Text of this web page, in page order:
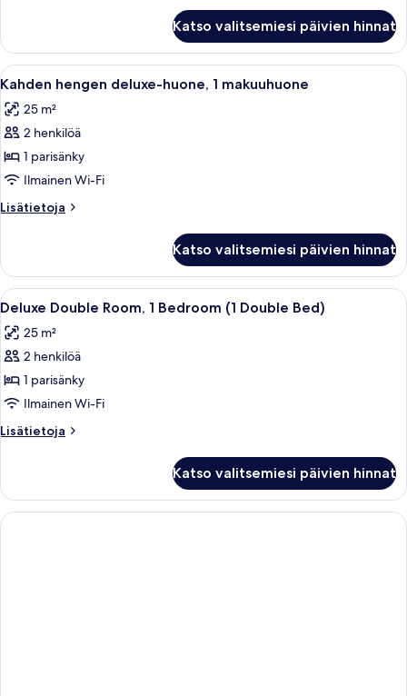
sänkyä),
makuuhuone
kuvat
superior-
huone
(yksi
kaksi
sänkyä),
makuuhuone
Katso valitsemiesi päivien hinnat
Avaa
kaikki
huonetyypin
Kahden
hengen
deluxe-
huone,
1
kuvat
Hotellihuone, jossa on suuri sänky,
4
Kahden hengen deluxe-huone, 1 makuuhuone
25 m²
2 henkilöä
1 parisänky
Ilmainen Wi-Fi
Lisätietoja
Lisätietoja
deluxe-
huone,
1
Katso valitsemiesi päivien hinnat
Avaa
kaikki
huonetyypin
Deluxe
Double
Room,
1
Bedroom
Double
Bed)
kuvat
Minibaari, tallelokero huoneessa,
4
Deluxe Double Room, 1 Bedroom (1 Double Bed)
25 m²
2 henkilöä
1 parisänky
Ilmainen Wi-Fi
Lisätietoja
Lisätietoja
Room,
Bedroom
Katso valitsemiesi päivien hinnat